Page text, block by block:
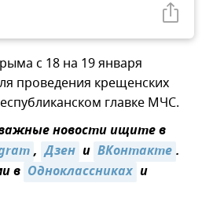
с 18 на 19 января
проведения крещенских
главке МЧС.
новости ищите в
, Дзен и ВКонтакте.
в Одноклассниках и